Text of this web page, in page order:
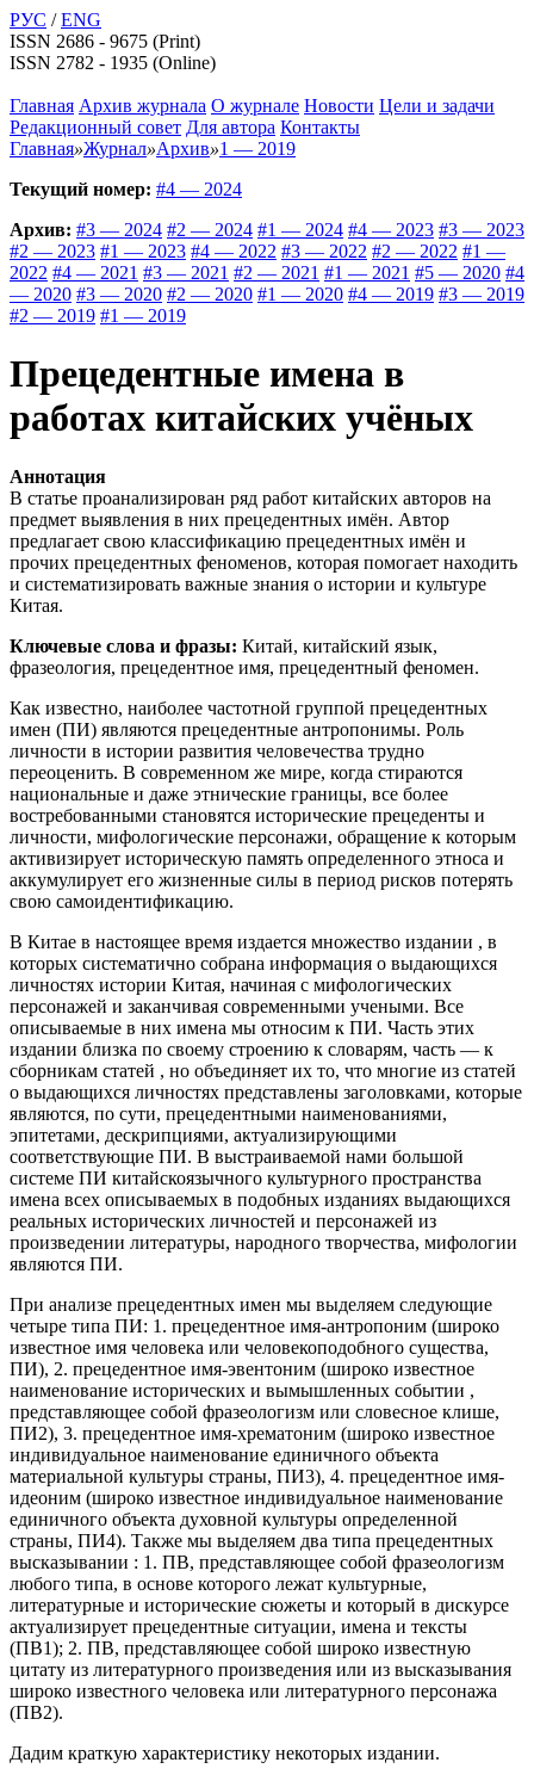
РУС /ENG
ISSN 2686 - 9675 (Print)
ISSN 2782 - 1935 (Online)
Главная Архив журнала О журнале Новости Цели и задачи
Редакционный совет Для автора Контакты
Главная»Журнал»Архив»1 — 2019
Текущий номер: #4 — 2024
Архив: #3 — 2024 #2 — 2024 #1 — 2024 #4 — 2023 #3 — 2023
#2 — 2023 #1 — 2023 #4 — 2022 #3 — 2022 #2 — 2022 #1 —
2022 #4 — 2021 #3 — 2021 #2 — 2021 #1 — 2021 #5 — 2020 #4
— 2020 #3 — 2020 #2 — 2020 #1 — 2020 #4 — 2019 #3 — 2019
#2 — 2019 #1 — 2019
Прецедентные имена в
работах китайских учёных
Аннотация
В статье проанализирован ряд работ китайских авторов на
предмет выявления в них прецедентных имён. Автор
предлагает свою классификацию прецедентных имён и
прочих прецедентных феноменов, которая помогает находить
и систематизировать важные знания о истории и культуре
Китая.
Ключевые слова и фразы: Китай, китайский язык,
фразеология, прецедентное имя, прецедентный феномен.
Как известно, наиболее частотной группой прецедентных
имен (ПИ) являются прецедентные антропонимы. Роль
личности в истории развития человечества трудно
переоценить. В современном же мире, когда стираются
национальные и даже этнические границы, все более
востребованными становятся исторические прецеденты и
личности, мифологические персонажи, обращение к которым
активизирует историческую память определенного этноса и
аккумулирует его жизненные силы в период рисков потерять
свою самоидентификацию.
В Китае в настоящее время издается множество издании , в
которых систематично собрана информация о выдающихся
личностях истории Китая, начиная с мифологических
персонажей и заканчивая современными учеными. Все
описываемые в них имена мы относим к ПИ. Часть этих
издании близка по своему строению к словарям, часть — к
сборникам статей , но объединяет их то, что многие из статей
о выдающихся личностях представлены заголовками, которые
являются, по сути, прецедентными наименованиями,
эпитетами, дескрипциями, актуализирующими
соответствующие ПИ. В выстраиваемой нами большой
системе ПИ китайскоязычного культурного пространства
имена всех описываемых в подобных изданиях выдающихся
реальных исторических личностей и персонажей из
произведении литературы, народного творчества, мифологии
являются ПИ.
При анализе прецедентных имен мы выделяем следующие
четыре типа ПИ: 1. прецедентное имя-антропоним (широко
известное имя человека или человекоподобного существа,
ПИ), 2. прецедентное имя-эвентоним (широко известное
наименование исторических и вымышленных событии ,
представляющее собой фразеологизм или словесное клише,
ПИ2), 3. прецедентное имя-хрематоним (широко известное
индивидуальное наименование единичного объекта
материальной культуры страны, ПИ3), 4. прецедентное имя-
идеоним (широко известное индивидуальное наименование
единичного объекта духовной культуры определенной
страны, ПИ4). Также мы выделяем два типа прецедентных
высказывании : 1. ПВ, представляющее собой фразеологизм
любого типа, в основе которого лежат культурные,
литературные и исторические сюжеты и который в дискурсе
актуализирует прецедентные ситуации, имена и тексты
(ПВ1); 2. ПВ, представляющее собой широко известную
цитату из литературного произведения или из высказывания
широко известного человека или литературного персонажа
(ПВ2).
Дадим краткую характеристику некоторых издании.